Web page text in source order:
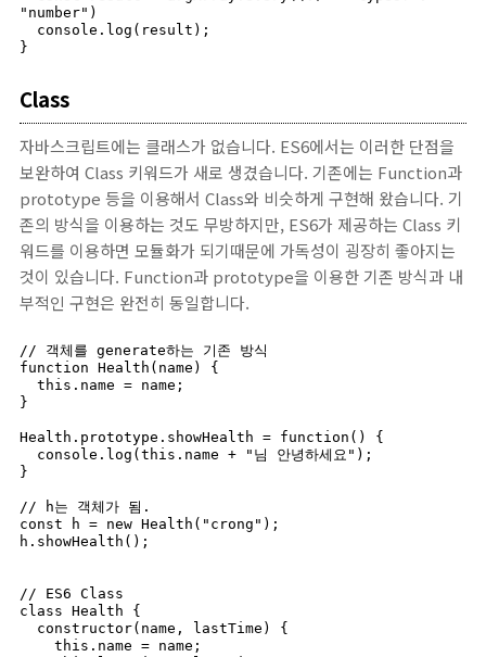
"number")
}
Class
자바스크립트에는 클래스가 없습니다. ES6에서는 이러한 단점을
보완하여 Class 키워드가 새로 생겼습니다. 기존에는 Function과
prototype 등을 이용해서 Class와 비슷하게 구현해 왔습니다. 기
존의 방식을 이용하는 것도 무방하지만, ES6가 제공하는 Class 키
워드를 이용하면 모듈화가 되기때문에 가독성이 굉장히 좋아지는
것이 있습니다. Function과 prototype을 이용한 기존 방식과 내
부적인 구현은 완전히 동일합니다.
// 객체를 generate하는 기존 방식
function Health(name) {
}
Health.prototype.showHealth = function() {
}
// h는 객체가 됨.
const h = new Health("crong");
h.showHealth();
// ES6 Class
class Health {